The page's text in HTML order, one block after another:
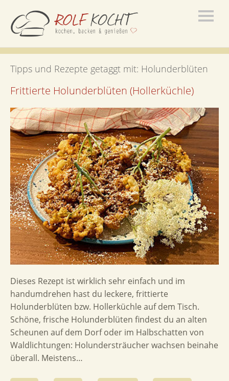
Tipps und Rezepte getaggt mit: Holunderblüten
Frittierte Holunderblüten (Hollerküchle)
Dieses Rezept ist wirklich sehr einfach und im
handumdrehen hast du leckere, frittierte
Holunderblüten bzw. Hollerküchle auf dem Tisch.
Schöne, frische Holunderblüten findest du an alten
Scheunen auf dem Dorf oder im Halbschatten von
Waldlichtungen: Holundersträucher wachsen beinahe
überall. Meistens…